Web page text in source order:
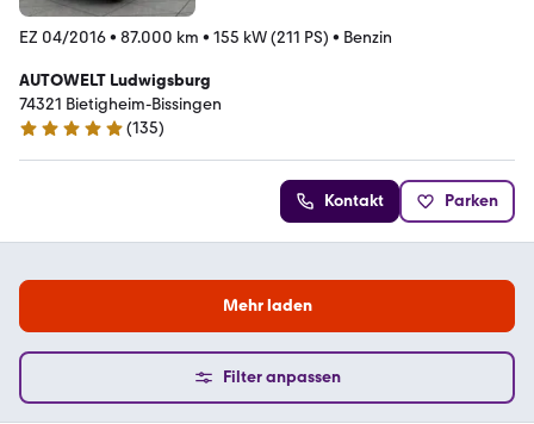
EZ 04/2016• 87.000 km • 155 kW (211 PS) • Benzin
AUTOWELT Ludwigsburg
74321 Bietigheim-Bissingen
4.8 Sterne
(135)
Kontakt Parken
Mehr laden
Filter anpassen